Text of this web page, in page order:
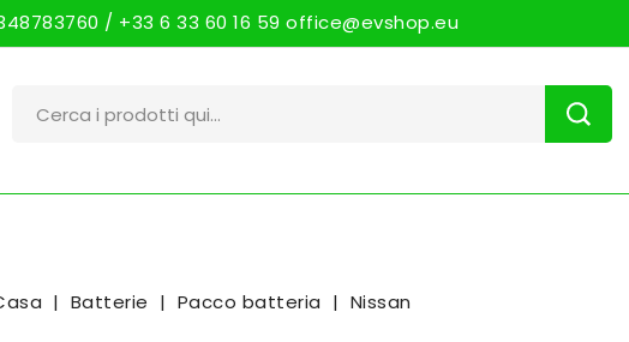
/ +33 6 33 60 16 59 office@evshop.eu
Batterie Pacco batteria Nissan